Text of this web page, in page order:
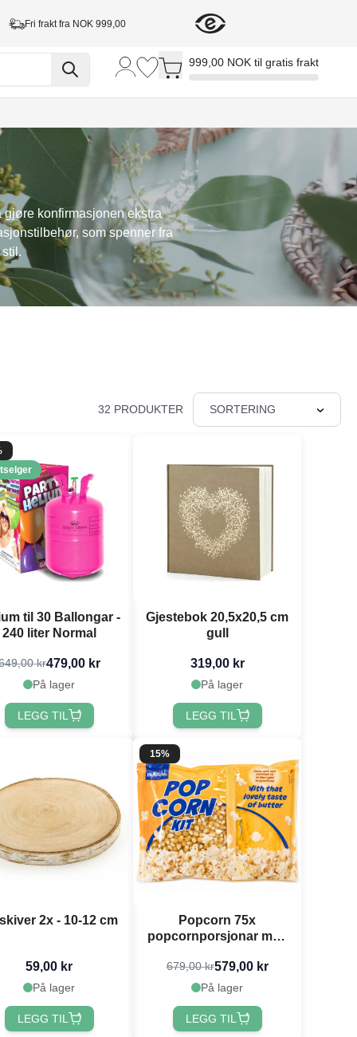
Fri frakt fra NOK 999,00
Toggle minicart, Cart is empty
999,00 NOK til gratis frakt
gjøre konfirmasjonen ekstra
som spenner fra
stil.
32 PRODUKTER SORTERING
til 30 Ballongar -
240 liter Normal
kr479,00 kr
På lager
LEGG TIL
Gjestebok 20,5x20,5 cm
gull
319,00 kr
På lager
LEGG TIL
2x - 10-12 cm
59,00 kr
På lager
LEGG TIL
15%
Popcorn 75x
popcornporsjonar med
(9pk)
679,00 kr579,00 kr
På lager
LEGG TIL